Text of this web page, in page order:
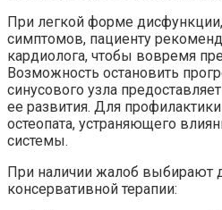
При легкой форме
симптомов, пациенту
кардиолога, чтобы вовремя
Возможность остановить
синусового узла
ее развития. Для
остеопата, устраняющего
системы.
При наличии жалоб выбирают
консервативной терапии: